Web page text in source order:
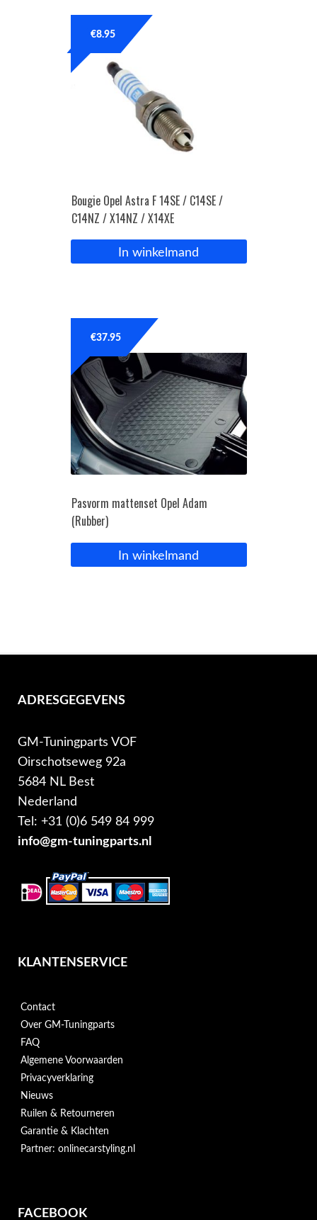
Bougie Opel Astra F 14SE / C14SE /
C14NZ / X14NZ / X14XE
€8.95
In winkelmand
Pasvorm mattenset Opel Adam
(Rubber)
€37.95
In winkelmand
ADRESGEGEVENS
GM-Tuningparts VOF
Oirschotseweg 92a
5684 NL Best
Nederland
Tel: +31 (0)6 549 84 999
info@gm-tuningparts.nl
KLANTENSERVICE
Contact
Over GM-Tuningparts
FAQ
Algemene Voorwaarden
Privacyverklaring
Nieuws
Ruilen & Retourneren
Garantie & Klachten
Partner: onlinecarstyling.nl
FACEBOOK